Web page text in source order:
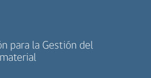
para la Gestión del